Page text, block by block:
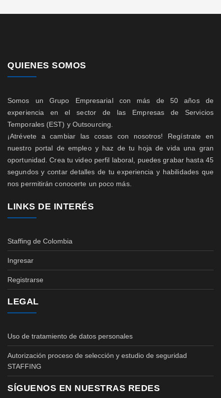
QUIENES SOMOS
Somos un Grupo Empresarial con más de 50 años de
experiencia en el sector de las Empresas de Servicios
Temporales (EST) y Outsourcing.
¡Atrévete a cambiar las cosas con nosotros! Regístrate en
nuestro portal de empleo y haz de tu hoja de vida una gran
oportunidad. Crea tu video perfil laboral, puedes grabar hasta 45
segundos y contar detalles de tu experiencia y habilidades que
nos permitirán conocerte un poco más.
LINKS DE INTERÉS
Staffing de Colombia
Ingresar
Registrarse
LEGAL
Uso de tratamiento de datos personales
Autorización proceso de selección y estudio de seguridad
STAFFING
SÍGUENOS EN NUESTRAS REDES